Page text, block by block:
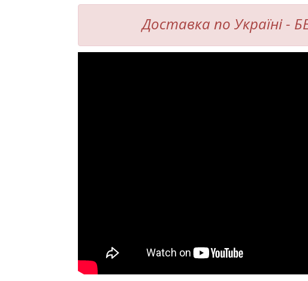
Доставка по Україні -